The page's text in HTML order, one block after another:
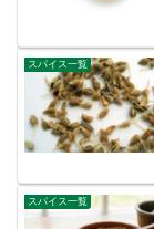
スパイス一覧
スパイス一覧